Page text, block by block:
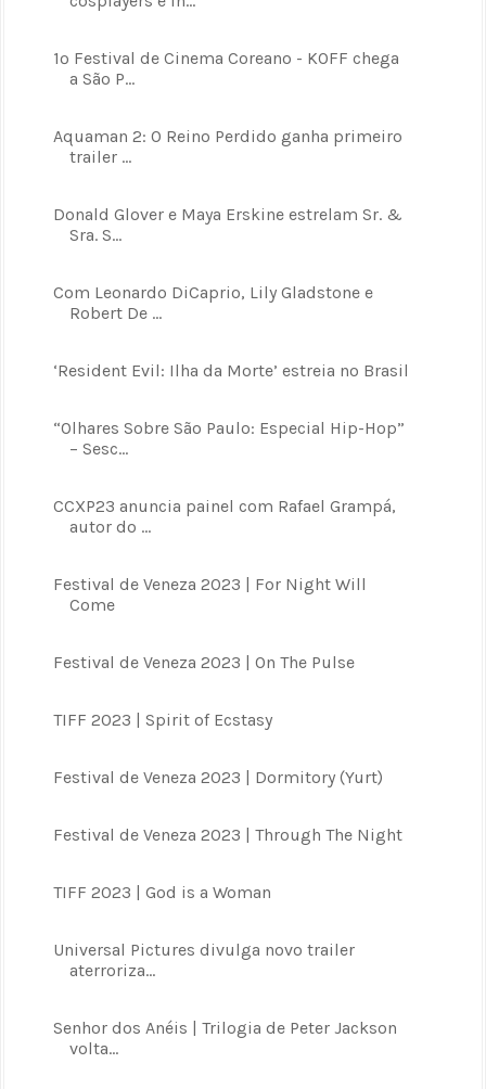
1º Festival de Cinema Coreano - KOFF chega
a São P...
Aquaman 2: O Reino Perdido ganha primeiro
trailer ...
Donald Glover e Maya Erskine estrelam Sr. &
Sra. S...
Com Leonardo DiCaprio, Lily Gladstone e
Robert De ...
‘Resident Evil: Ilha da Morte’ estreia no Brasil
“Olhares Sobre São Paulo: Especial Hip-Hop”
– Sesc...
CCXP23 anuncia painel com Rafael Grampá,
autor do ...
Festival de Veneza 2023 | For Night Will
Come
Festival de Veneza 2023 | On The Pulse
TIFF 2023 | Spirit of Ecstasy
Festival de Veneza 2023 | Dormitory (Yurt)
Festival de Veneza 2023 | Through The Night
TIFF 2023 | God is a Woman
Universal Pictures divulga novo trailer
aterroriza...
Senhor dos Anéis | Trilogia de Peter Jackson
volta...